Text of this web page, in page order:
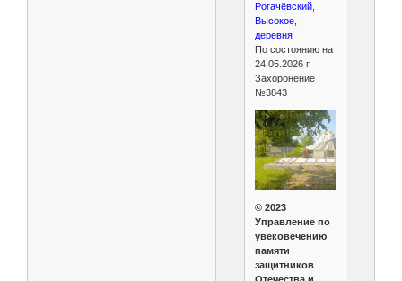
Рогачёвский,
Высокое,
деревня
По состоянию на
24.05.2026 г.
Захоронение
№3843
© 2023
Управление по
увековечению
памяти
защитников